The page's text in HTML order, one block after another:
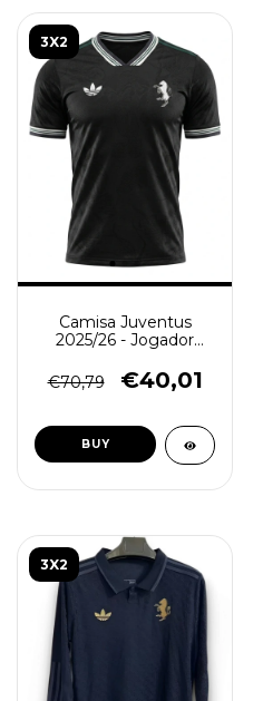
3X2
Camisa Juventus
2025/26 - Jogador
€70,79
€40,01
BUY
3X2